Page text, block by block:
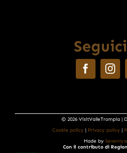
© 2026 VisitValleTrompia |
Cookie policy | Privacy policy |
Made by
Con il contributo di